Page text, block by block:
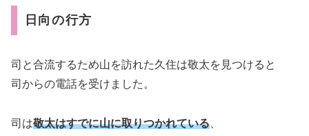
日向の行方
司と合流するため山を訪れた久住は敬太を見つけると
司からの電話を受けました。
司は敬太はすでに山に取りつかれている